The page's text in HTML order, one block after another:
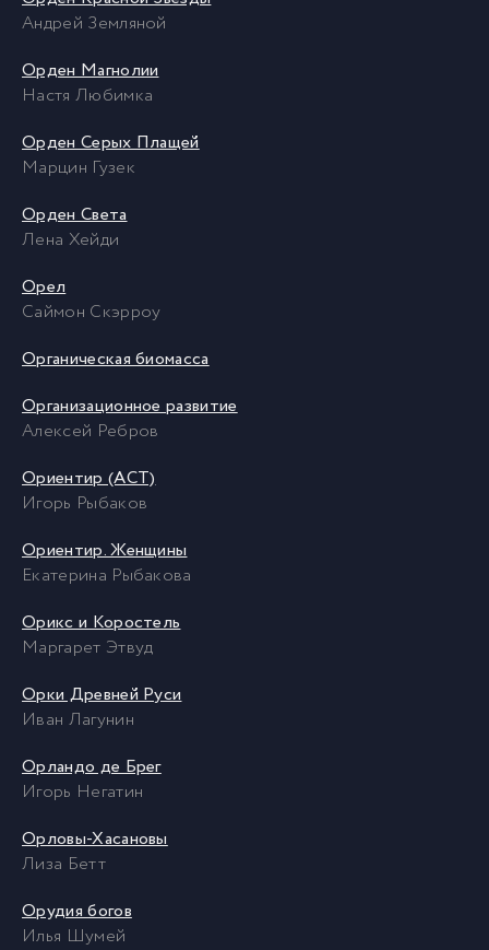
Андрей Земляной
Орден Магнолии
Настя Любимка
Орден Серых Плащей
Марцин Гузек
Орден Света
Лена Хейди
Орел
Саймон Скэрроу
Органическая биомасса
Организационное развитие
Алексей Ребров
Ориентир (АСТ)
Игорь Рыбаков
Ориентир. Женщины
Екатерина Рыбакова
Орикс и Коростель
Маргарет Этвуд
Орки Древней Руси
Иван Лагунин
Орландо де Брег
Игорь Негатин
Орловы-Хасановы
Лиза Бетт
Орудия богов
Илья Шумей